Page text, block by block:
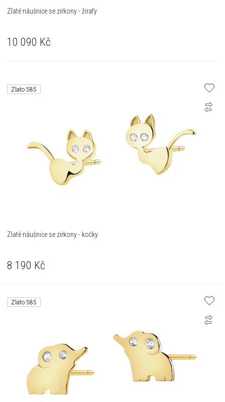
Zlaté náušnice se zirkony - žirafy
10 090 Kč
Zlato 585
Zlaté náušnice se zirkony - kočky
8 190 Kč
Zlato 585